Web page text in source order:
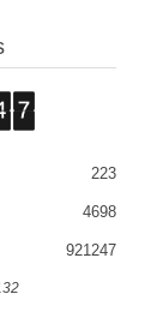
223
4698
921247